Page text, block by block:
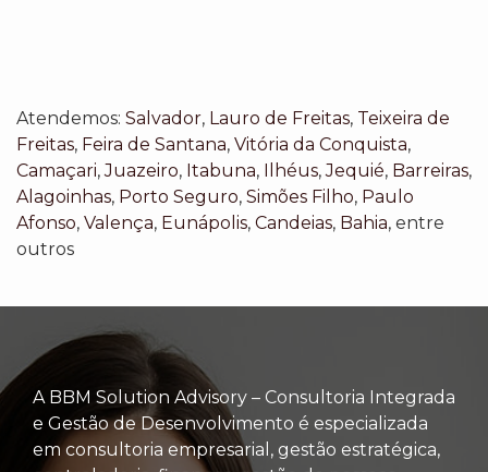
Atendemos: Salvador, Lauro de Freitas, Teixeira de
Freitas, Feira de Santana, Vitória da Conquista,
Camaçari,Juazeiro, Itabuna, Ilhéus,Jequié, Barreiras,
Alagoinhas, Porto Seguro, Simões Filho, Paulo
Afonso, Valença, Eunápolis, Candeias, Bahia, entre
outros
A BBM Solution Advisory – Consultoria Integrada
e Gestão de Desenvolvimento é especializada
em consultoria empresarial, gestão estratégica,